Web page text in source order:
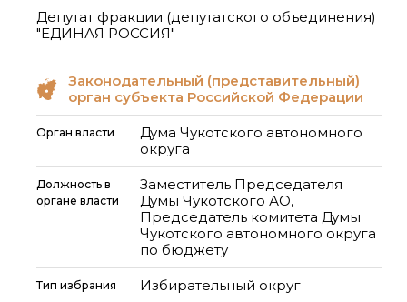
Депутат фракции (депутатского объединения)
"ЕДИНАЯ РОССИЯ"
Законодательный (представительный)
орган субъекта Российской Федерации
Орган власти
Дума Чукотского автономного
округа
Должность в
органе власти
Заместитель Председателя
Думы Чукотского АО,
Председатель комитета Думы
Чукотского автономного округа
по бюджету
Тип избрания Избирательный округ